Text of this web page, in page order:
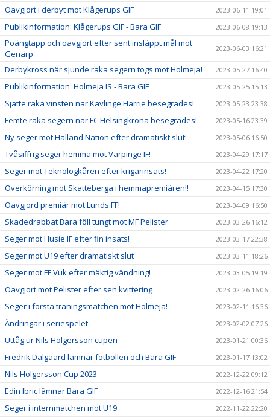
Oavgjort i derbyt mot Klågerups GIF 2023-06-11 19:01
Publikinformation: Klågerups GIF - Bara GIF 2023-06-08 19:13
Poängtapp och oavgjort efter sent insläppt mål mot
Genarp
2023-06-03 16:21
Derbykross när sjunde raka segern togs mot Holmeja! 2023-05-27 16:40
Publikinformation: Holmeja IS - Bara GIF 2023-05-25 15:13
Sjätte raka vinsten när Kävlinge Harrie besegrades! 2023-05-23 23:38
Femte raka segern när FC Helsingkrona besegrades! 2023-05-16 23:39
Ny seger mot Halland Nation efter dramatiskt slut! 2023-05-06 16:50
Tvåsiffrig seger hemma mot Värpinge IF! 2023-04-29 17:17
Seger mot Teknologkåren efter krigarinsats! 2023-04-22 17:20
Överkörning mot Skatteberga i hemmapremiären!! 2023-04-15 17:30
Oavgjord premiär mot Lunds FF! 2023-04-09 16:50
Skadedrabbat Bara föll tungt mot MF Pelister 2023-03-26 16:12
Seger mot Husie IF efter fin insats! 2023-03-17 22:38
Seger mot U19 efter dramatiskt slut 2023-03-11 18:26
Seger mot FF Vuk efter mäktig vändning! 2023-03-05 19:19
Oavgjort mot Pelister efter sen kvittering 2023-02-26 16:06
Seger i första träningsmatchen mot Holmeja! 2023-02-11 16:36
Ändringar i seriespelet 2023-02-02 07:26
Uttåg ur Nils Holgersson cupen 2023-01-21 00:36
Fredrik Dalgaard lämnar fotbollen och Bara GIF 2023-01-17 13:02
Nils Holgersson Cup 2023 2022-12-22 09:12
Edin Ibric lämnar Bara GIF 2022-12-16 21:54
Seger i internmatchen mot U19 2022-11-22 22:20